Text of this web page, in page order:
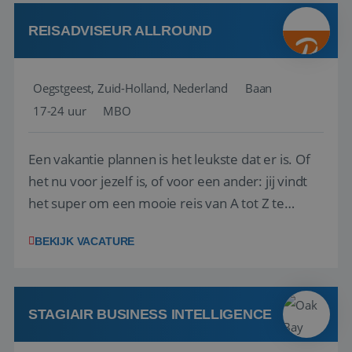
Attractive remuneration, discre...
REISADVISEUR ALLROUND
Oegstgeest, Zuid-Holland, Nederland
Baan
17-24 uur
MBO
Een vakantie plannen is het leukste dat er is. Of
het nu voor jezelf is, of voor een ander: jij vindt
het super om een mooie reis van A tot Z te
vakantiegangers de meest prachtige plekjes op
werken: of het nu gaat om vragen ...
BEKIJK VACATURE
STAGIAIR BUSINESS INTELLIGENCE